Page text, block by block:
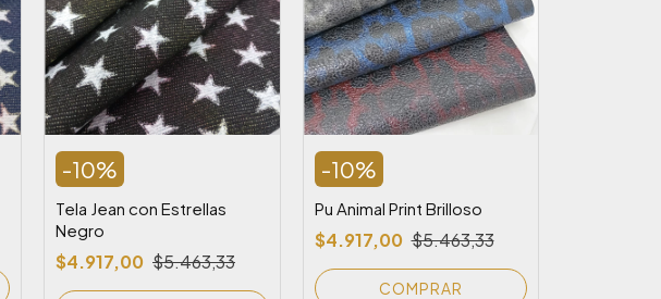
-10%
Tela Jean con Estrellas
Negro
$4.917,00 $5.463,33
-10%
Pu Animal Print Brilloso
$4.917,00 $5.463,33
COMPRAR